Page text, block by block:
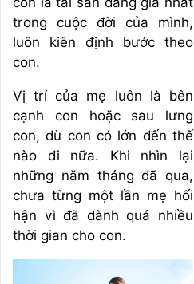
trong cuộc đời của mình,
luôn kiên định bước theo
con.
Vị trí của mẹ luôn là bên
cạnh con hoặc sau lưng
con, dù con có lớn đến thế
nào đi nữa. Khi nhìn lại
những năm tháng đã qua,
chưa từng một lần mẹ hối
hận vì đã dành quá nhiều
thời gian cho con.